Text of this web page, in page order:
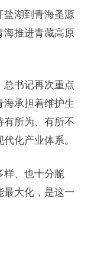
盐湖到青海圣源
海推进青藏高原
总书记再次重点
海承担着维护生
有所为、有所不
化产业体系。
样、也十分脆
最大化，是这一